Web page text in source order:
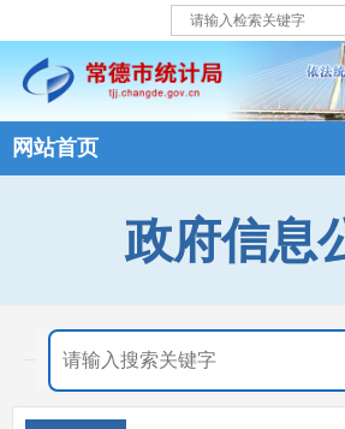
网站首页
政府信息